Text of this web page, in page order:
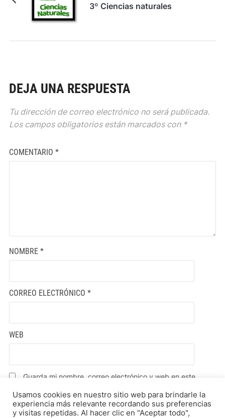
3º Ciencias naturales
DEJA UNA RESPUESTA
Tu dirección de correo electrónico no será publicada.
Los campos obligatorios están marcados con *
COMENTARIO *
NOMBRE *
CORREO ELECTRÓNICO *
WEB
Guarda mi nombre, correo electrónico y web en este
Usamos cookies en nuestro sitio web para brindarle la
experiencia más relevante recordando sus preferencias
y visitas repetidas. Al hacer clic en "Aceptar todo",